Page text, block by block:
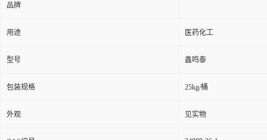
品牌
用途 医药化工
型号 鑫鸣泰
包装规格 25kg/桶
外观 见实物